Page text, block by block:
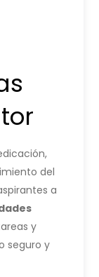
del
a
y
seguro y